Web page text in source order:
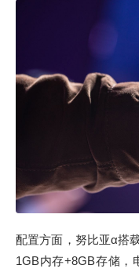
配置方面，努比亚α搭
1GB内存+8GB存储，